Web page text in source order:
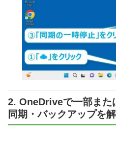
2. OneDriveで一部また
同期・バックアップを